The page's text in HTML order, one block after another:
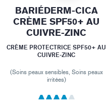
BARIÉDERM-CICA
CRÈME SPF50+ AU
CUIVRE-ZINC
CRÈME PROTECTRICE SPF50+ AU
CUIVRE-ZINC
(Soins peaux sensibles, Soins peaux
irritées)